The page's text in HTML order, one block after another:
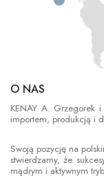
O NAS
KENAY A. Grzegorek
importem, produkcją i
Swoją pozycję na
stwierdzamy, że
mądrym i aktywnym